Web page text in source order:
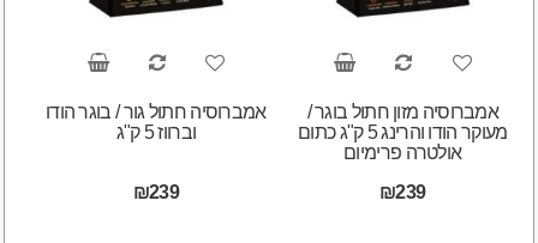
אמברוסיה מזון חתול בוגר /
מעוקר הודו והרינג 5 ק"ג כתום
אולטרה פרימיום
₪239
אמברוסיה חתול גור / בוגר הודו
וברווז 5 ק"ג
₪239